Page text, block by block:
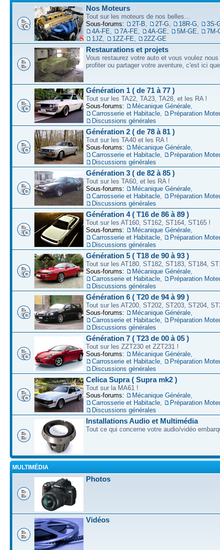
Nos Moteurs
Tout sur les moteurs de nos belles...
Sous-forums:
2T-B 2T-G 18R-G
3S-
4A-FE
7A-FE 4A-GE 5M-GE
7M-
1JZ
1ZZ-FE 2ZZ-GE
Restaurations et projets
Vous restaurez votre auto et vous voulez nous
profiter ou partager votre aventure, c'est ici
Génération 1 ( de 71 à 77 )
Tout sur les TA22, TA23, TA28, et les RA !
Sous-forums:
Mécanique Générale
Carrosserie et Habitacle
Préparation
Discussions générales
Génération 2 ( de 78 à 81 )
Tout sur les TA40 et les RA !
Sous-forums:
Mécanique Générale
Carrosserie et Habitacle
Préparation
Discussions générales
Génération 3 ( de 82 à 85 )
Tout sur les TA60, et les RA !
Sous-forums:
Mécanique Générale
Carrosserie et Habitacle
Préparation
Discussions générales
Génération 4 ( T16 de 86 à 89 )
Tout sur les AT160, ST162, ST164, ST165 !
Sous-forums:
Mécanique Générale
Carrosserie et Habitacle
Préparation
Discussions générales
Génération 5 ( T18 de 90 à 93 )
Tout sur les AT180, ST182, ST183, ST184,
Sous-forums:
Mécanique Générale
Carrosserie et Habitacle
Préparation
Discussions générales
Génération 6 ( T20 de 94 à 99 )
Tout sur les AT200, ST202, ST203, ST204,
Sous-forums:
Mécanique Générale
Carrosserie et Habitacle
Préparation
Discussions générales
Génération 7 ( T23 de 00 à 05 )
Tout sur les ZZT230 et ZZT231 !
Sous-forums:
Mécanique Générale
Carrosserie et Habitacle
Préparation
Discussions générales
Celica Supra ( Supra mk2 )
Tout sur la MA61 !
Sous-forums:
Mécanique Générale
Carrosserie et Habitacle
Préparation
Discussions générales
Installations Audio et Multimédia
Tout ce qui concerne votre audio/vidéo
MULTIMÉDIA
Photos
Vidéos